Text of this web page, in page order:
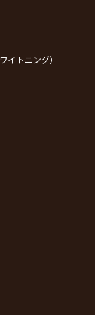
イトニング）